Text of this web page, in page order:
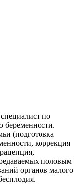
по
(подготовка
коррекция
половым
органов малого